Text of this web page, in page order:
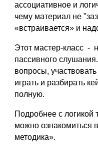
ассоциативное и
чему материал не
«встраивается» и
Этот мастер-класс -
пассивного слушания.
вопросы,
играть и разбирать
полную.
Подробнее с логикой
можно ознакомиться
методика».